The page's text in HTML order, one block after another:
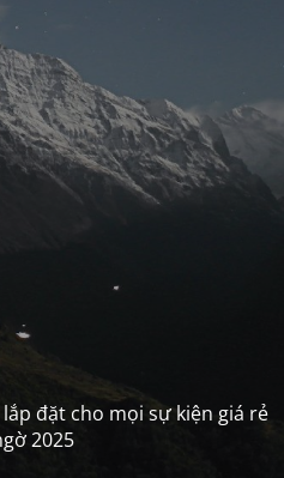
đặt cho mọi sự kiện giá rẻ
2025